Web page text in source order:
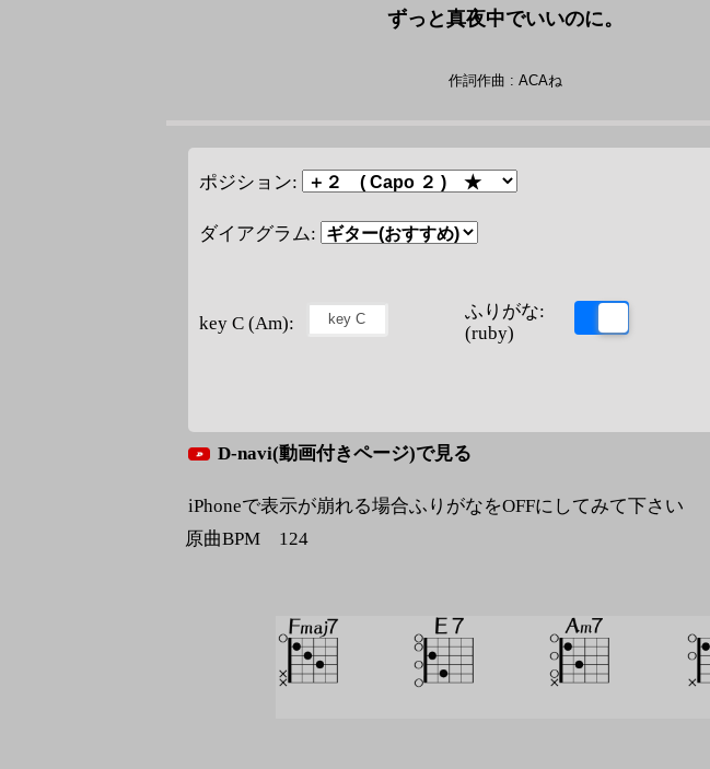
ずっと真夜中でいいのに。
作詞作曲 : ACAね
ポジション:
ダイアグラム:
key C (Am):
ふりがな:
(ruby)
D-navi(動画付きページ)で見る
iPhoneで表示が崩れる場合ふりがなをOFFにしてみて下さい
原曲BPM 124